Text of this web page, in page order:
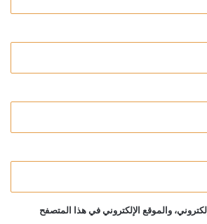
والموقع الإلكتروني في هذا المتصفح